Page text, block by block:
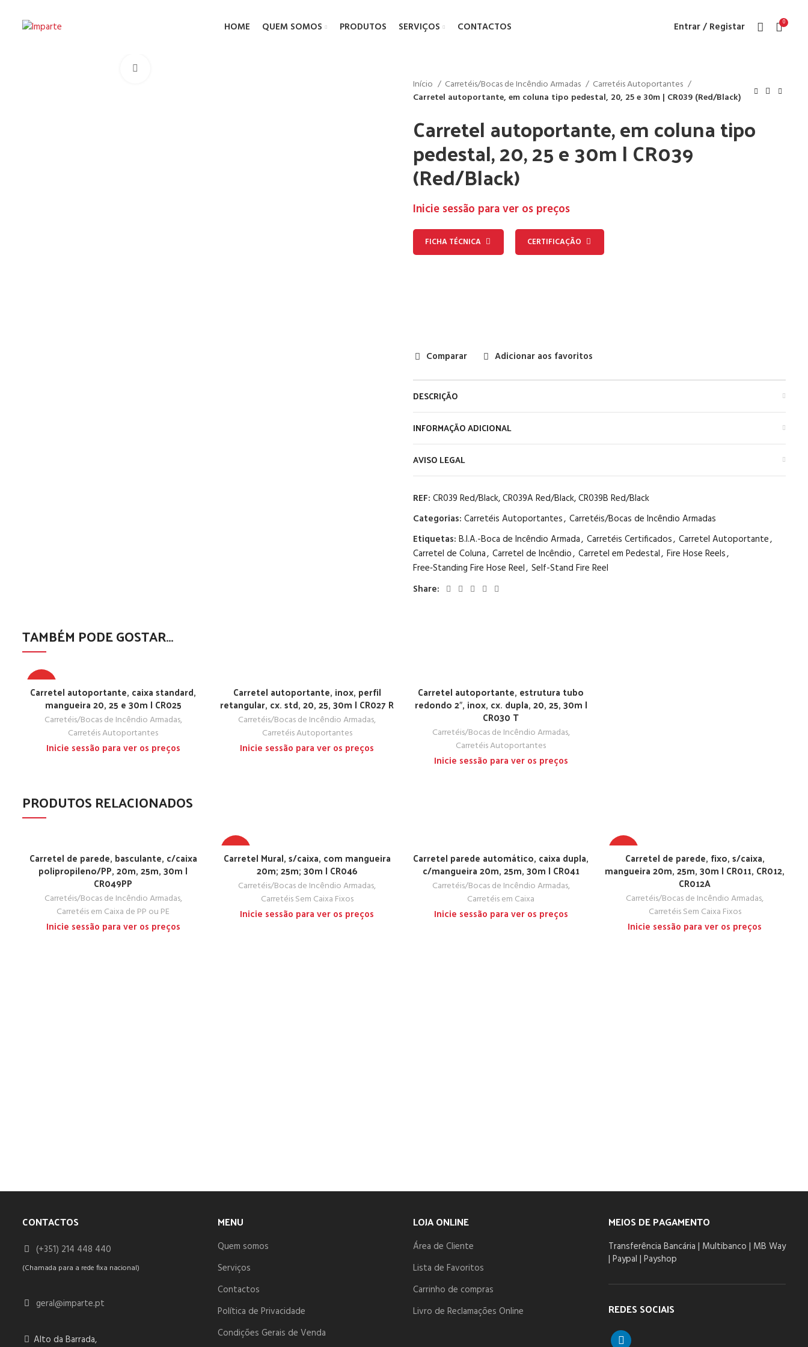
HOME QUEM SOMOS PRODUTOS SERVIÇOS CONTACTOS Entrar / Registar 0
Início Carretéis/Bocas de Incêndio Armadas
Carretéis Autoportantes
Carretel autoportante, em coluna tipo pedestal, 20, 25 e 30m | CR039 (Red/Black)
Carretel autoportante, em coluna tipo
pedestal, 20, 25 e 30m | CR039
(Red/Black)
Inicie sessão para ver os preços
FICHA TÉCNICA CERTIFICAÇÃO
Comparar Adicionar aos favoritos
DESCRIÇÃO
INFORMAÇÃO ADICIONAL
AVISO LEGAL
REF: CR039 Red/Black, CR039A Red/Black, CR039B Red/Black
Categorias: Carretéis Autoportantes, Carretéis/Bocas de Incêndio Armadas
Etiquetas: B.I.A.-Boca de Incêndio Armada, Carretéis Certificados, Carretel Autoportante,
Carretel de Coluna, Carretel de Incêndio, Carretel em Pedestal, Fire Hose Reels,
Free‑Standing Fire Hose Reel, Self-Stand Fire Reel
Share:
TAMBÉM PODE GOSTAR…
TOP
Carretel autoportante, caixa standard,
mangueira 20, 25 e 30m | CR025
Carretéis/Bocas de Incêndio Armadas,
Carretéis Autoportantes
Inicie sessão para ver os preços
Carretel autoportante, inox, perfil
retangular, cx. std, 20, 25, 30m | CR027 R
Carretéis/Bocas de Incêndio Armadas,
Carretéis Autoportantes
Inicie sessão para ver os preços
Carretel autoportante, estrutura tubo
redondo 2″, inox, cx. dupla, 20, 25, 30m |
CR030 T
Carretéis/Bocas de Incêndio Armadas,
Carretéis Autoportantes
Inicie sessão para ver os preços
PRODUTOS RELACIONADOS
Carretel de parede, basculante, c/caixa
polipropileno/PP, 20m, 25m, 30m |
CR049PP
Carretéis/Bocas de Incêndio Armadas,
Carretéis em Caixa de PP ou PE
Inicie sessão para ver os preços
TOP
Carretel Mural, s/caixa, com mangueira
20m; 25m; 30m | CR046
Carretéis/Bocas de Incêndio Armadas,
Carretéis Sem Caixa Fixos
Inicie sessão para ver os preços
Carretel parede automático, caixa dupla,
c/mangueira 20m, 25m, 30m | CR041
Carretéis/Bocas de Incêndio Armadas,
Carretéis em Caixa
Inicie sessão para ver os preços
TOPCarretel de parede, fixo, s/caixa,
mangueira 20m, 25m, 30m | CR011, CR012,
CR012A
Carretéis/Bocas de Incêndio Armadas,
Carretéis Sem Caixa Fixos
Inicie sessão para ver os preços
CONTACTOS
(+351) 214 448 440
(Chamada para a rede fixa nacional)
geral@imparte.pt
Alto da Barrada,
MENU
Quem somos
Serviços
Contactos
Política de Privacidade
Condições Gerais de Venda
LOJA ONLINE
Área de Cliente
Lista de Favoritos
Carrinho de compras
Livro de Reclamações Online
MEIOS DE PAGAMENTO
Transferência Bancária | Multibanco | MB Way
| Paypal | Payshop
REDES SOCIAIS
linkedin